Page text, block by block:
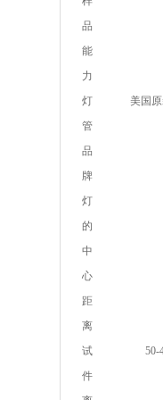
品
能
力
灯
管
品
牌
美国
灯
的
中
心
距
离
试
件
50-